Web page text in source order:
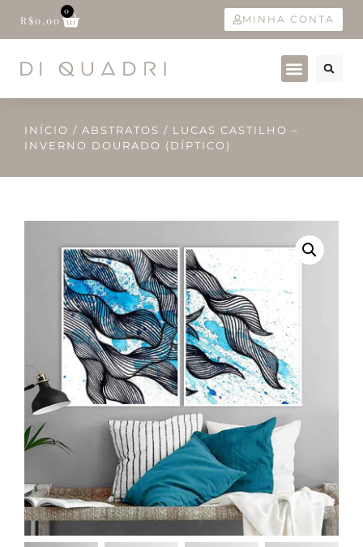
R$0,00
0
MINHA CONTA
INÍCIO / ABSTRATOS / LUCAS CASTILHO –
INVERNO DOURADO (DÍPTICO)